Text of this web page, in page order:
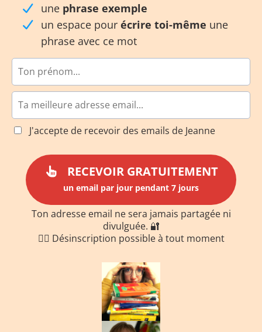
une phrase exemple
un espace pour écrire toi-même une
phrase avec ce mot
J'accepte de recevoir des emails de Jeanne
RECEVOIR GRATUITEMENT
un email par jour pendant 7 jours
Ton adresse email ne sera jamais partagée ni
divulguée. 🔐
✋🏻 Désinscription possible à tout moment